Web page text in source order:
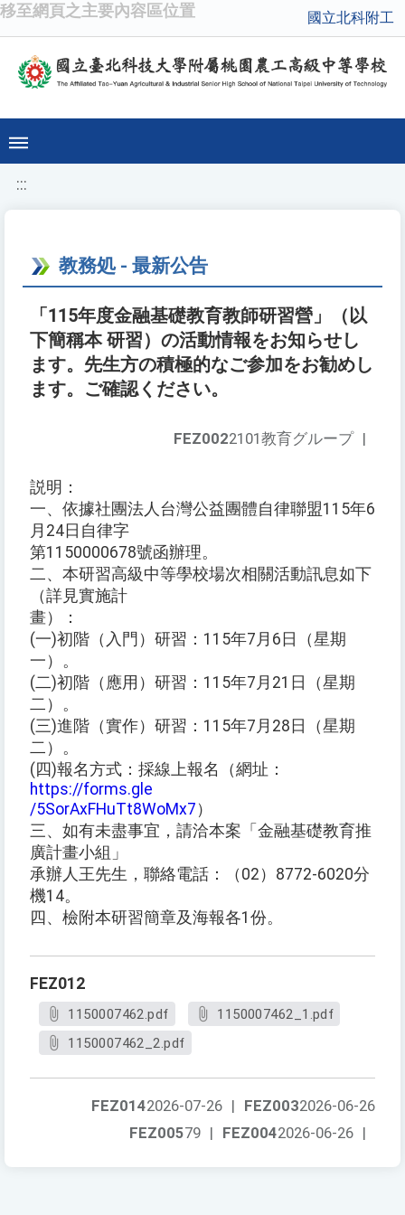
移至網頁之主要內容區位置 國立北科附工
:::
教務処 - 最新公告
「115年度金融基礎教育教師研習營」（以
下簡稱本 研習）の活動情報をお知らせし
ます。先生方の積極的なご参加をお勧めし
ます。ご確認ください。
FEZ0022101教育グループ |
説明：
一、依據社團法人台灣公益團體自律聯盟115年6
月24日自律字
第1150000678號函辦理。
二、本研習高級中等學校場次相關活動訊息如下
（詳見實施計
畫）：
(一)初階（入門）研習：115年7月6日（星期
一）。
(二)初階（應用）研習：115年7月21日（星期
二）。
(三)進階（實作）研習：115年7月28日（星期
二）。
(四)報名方式：採線上報名（網址：
https://forms.gle
/5SorAxFHuTt8WoMx7 ）
三、如有未盡事宜，請洽本案「金融基礎教育推
廣計畫小組」
承辦人王先生，聯絡電話：（02）8772-6020分
機14。
四、檢附本研習簡章及海報各1份。
FEZ012
1150007462.pdf
1150007462_1.pdf
1150007462_2.pdf
FEZ0032026-06-26
FEZ0142026-07-26 |
FEZ0042026-06-26 |
FEZ00579 |